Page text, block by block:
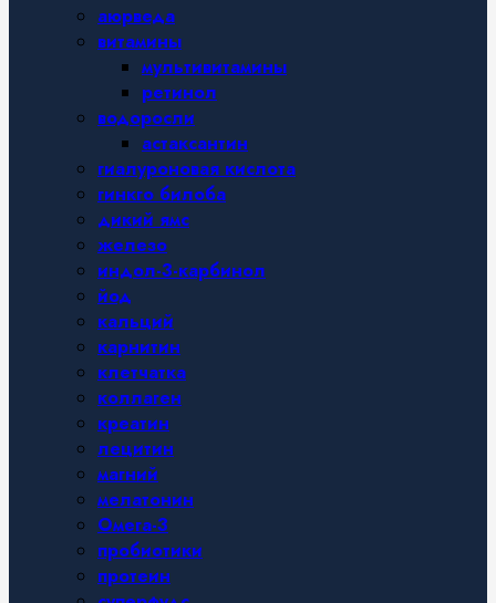
аюрведа
витамины
мультивитамины
ретинол
водоросли
астаксантин
гиалуроновая кислота
гинкго билоба
дикий ямс
железо
индол-3-карбинол
йод
кальций
карнитин
клетчатка
коллаген
креатин
лецитин
магний
мелатонин
Омега-3
пробиотики
протеин